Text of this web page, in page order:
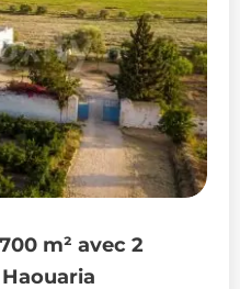
m² avec 2